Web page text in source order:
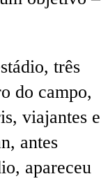
três
do campo,
viajantes e
antes
apareceu